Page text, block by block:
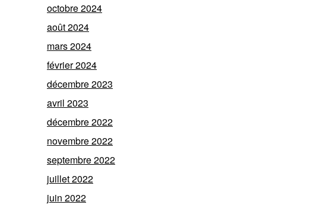
octobre 2024
août 2024
mars 2024
février 2024
décembre 2023
avril 2023
décembre 2022
novembre 2022
septembre 2022
juillet 2022
juin 2022